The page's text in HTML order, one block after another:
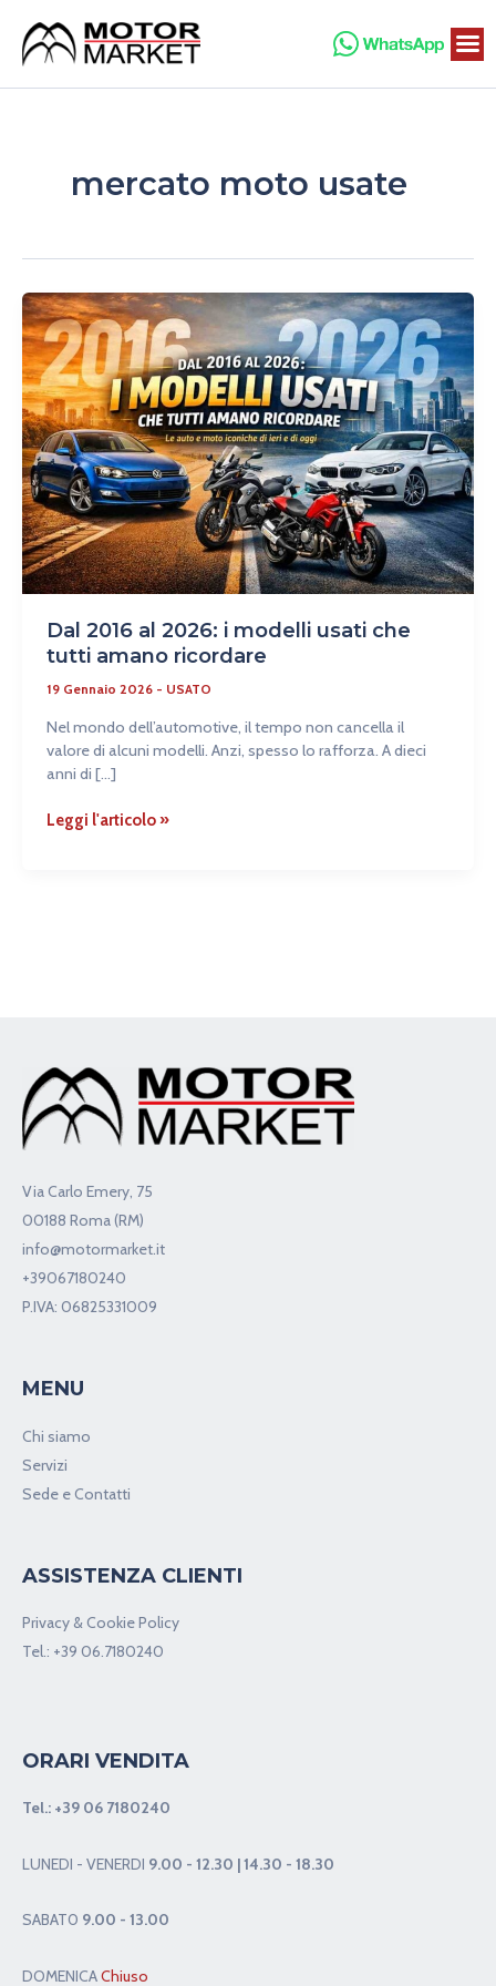
contenuto
mercato moto usate
Dal 2016 al 2026: i modelli usati che
tutti amano ricordare
19 Gennaio 2026 - USATO
Nel mondo dell’automotive, il tempo non cancella il
valore di alcuni modelli. Anzi, spesso lo rafforza. A dieci
anni di […]
Dal
2016
al
2026:
i
modelli
usati
che
tutti
amano
ricordare
Leggi l'articolo »
Via Carlo Emery, 75
00188 Roma (RM)
info@motormarket.it
+39067180240
P.IVA: 06825331009
MENU
Chi siamo
Servizi
Sede e Contatti
ASSISTENZA CLIENTI
Privacy & Cookie Policy
Tel.: +39 06.7180240
ORARI VENDITA
Tel.: +39 06 7180240
LUNEDI - VENERDI 9.00 - 12.30 | 14.30 - 18.30
SABAT0 9.00 - 13.00
DOMENICAChiuso